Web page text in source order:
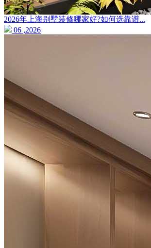
2026年上海别墅装修哪家好?如何选靠谱...
06 ,2026